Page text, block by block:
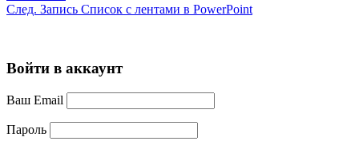
След. Запись Список с лентами в PowerPoint
Войти в аккаунт
Ваш Email
Пароль